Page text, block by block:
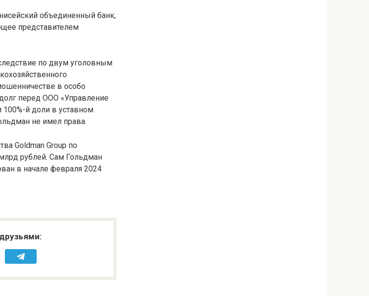
объединенный банк,
представителем
по двум уголовным
в особо
перед ООО «Управление
й доли в уставном
не имел права.
Goldman Group по
рублей. Сам Гольдман
в начале февраля 2024